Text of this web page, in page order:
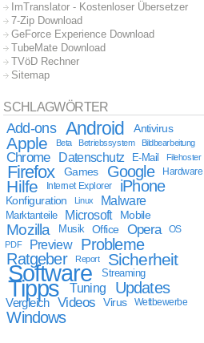
ImTranslator - Kostenloser Übersetzer
7-Zip Download
GeForce Experience Download
TubeMate Download
TVöD Rechner
Sitemap
SCHLAGWÖRTER
Add-ons Android Antivirus
Apple Beta Betriebssystem Bildbearbeitung
Chrome Datenschutz E-Mail Filehoster
Firefox Games Google Hardware
Hilfe Internet Explorer iPhone
Konfiguration Linux Malware
Marktanteile Microsoft Mobile
Mozilla Musik Office Opera
OS
PDF
Preview
Probleme
Ratgeber
Report Sicherheit
Software Streaming
Tipps Tuning Updates
Vergleich Videos Virus Wettbewerbe
Windows